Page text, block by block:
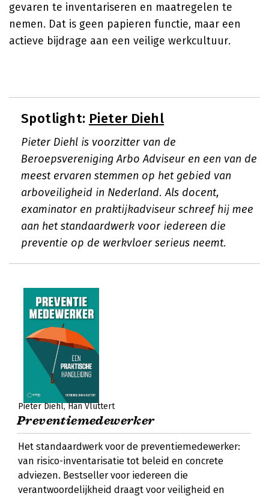
gevaren te inventariseren en maatregelen te
nemen. Dat is geen papieren functie, maar een
actieve bijdrage aan een veilige werkcultuur.
Spotlight: Pieter Diehl
Pieter Diehl is voorzitter van de
Beroepsvereniging Arbo Adviseur en een van de
meest ervaren stemmen op het gebied van
arboveiligheid in Nederland. Als docent,
examinator en praktijkadviseur schreef hij mee
aan het standaardwerk voor iedereen die
preventie op de werkvloer serieus neemt.
Pieter Diehl Han Vluttert
Preventiemedewerker
Het standaardwerk voor de preventiemedewerker:
van risico-inventarisatie tot beleid en concrete
adviezen. Bestseller voor iedereen die
verantwoordelijkheid draagt voor veiligheid en